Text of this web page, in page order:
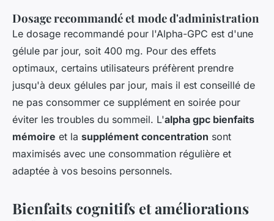
Dosage recommandé et mode d'administration
Le dosage recommandé pour l'Alpha-GPC est d'une
gélule par jour, soit 400 mg. Pour des effets
optimaux, certains utilisateurs préfèrent prendre
jusqu'à deux gélules par jour, mais il est conseillé de
ne pas consommer ce supplément en soirée pour
éviter les troubles du sommeil. L'alpha gpc bienfaits
mémoire et la supplément concentration sont
maximisés avec une consommation régulière et
adaptée à vos besoins personnels.
Bienfaits cognitifs et améliorations